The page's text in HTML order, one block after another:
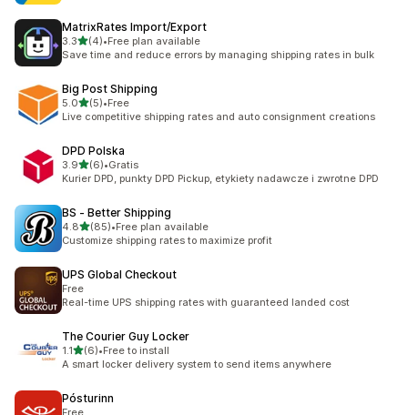
MatrixRates Import/Export
3.3เต็ม 5 ดาว
(4)
ทั้งหมด 4 รีวิว
•Free plan available
Save time and reduce errors by managing shipping rates in bulk
Big Post Shipping
5.0เต็ม 5 ดาว
(5)
ทั้งหมด 5 รีวิว
•Free
Live competitive shipping rates and auto consignment creations
DPD Polska
3.9เต็ม 5 ดาว
(6)
ทั้งหมด 6 รีวิว
•Gratis
Kurier DPD, punkty DPD Pickup, etykiety nadawcze i zwrotne DPD
BS ‑ Better Shipping
4.8เต็ม 5 ดาว
(85)
ทั้งหมด 85 รีวิว
•Free plan available
Customize shipping rates to maximize profit
UPS Global Checkout
Free
Real-time UPS shipping rates with guaranteed landed cost
The Courier Guy Locker
1.1เต็ม 5 ดาว
(6)
ทั้งหมด 6 รีวิว
•Free to install
A smart locker delivery system to send items anywhere
Pósturinn
Free